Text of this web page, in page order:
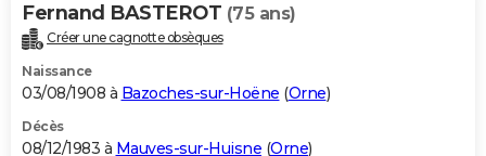
Fernand BASTEROT (75 ans)
Créer une cagnotte obsèques
Naissance
03/08/1908 à Bazoches-sur-Hoëne (Orne)
Décès
08/12/1983 à Mauves-sur-Huisne (Orne)